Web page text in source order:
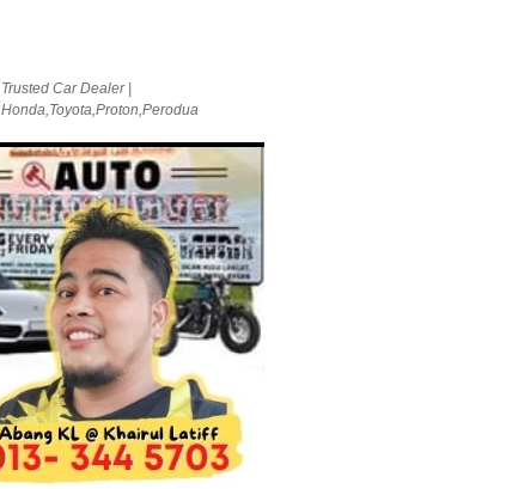
Trusted Car Dealer |
Honda,Toyota,Proton,Perodua